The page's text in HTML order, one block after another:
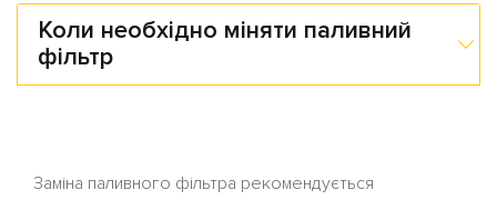
Коли необхідно міняти паливний
фільтр
Заміна паливного фільтра рекомендується